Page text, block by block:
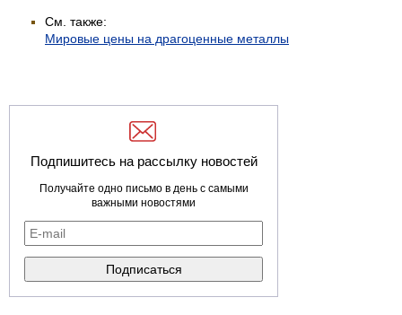
См. также:
Мировые цены на драгоценные металлы
Подпишитесь на рассылку новостей
Получайте одно письмо в день с самыми
важными новостями